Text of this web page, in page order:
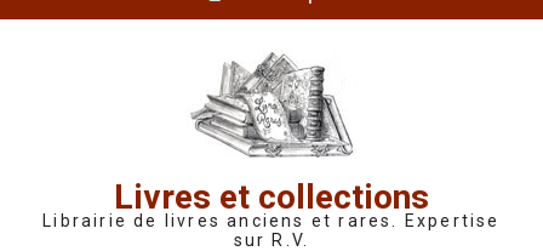
Livres et collections
Librairie de livres anciens et rares. Expertise
sur R.V.